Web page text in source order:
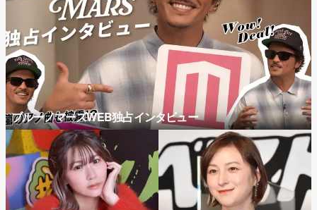
ブルーノマーズWEB独占インタビュー